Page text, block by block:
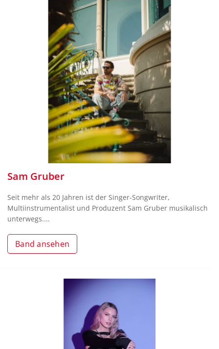
Sam Gruber
Seit mehr als 20 Jahren ist der Singer-Songwriter,
Multiinstrumentalist und Produzent Sam Gruber musikalisch
unterwegs....
Band ansehen